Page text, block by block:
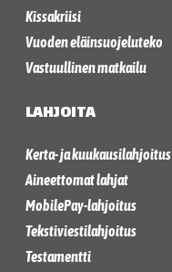
Kissakriisi
Vuoden eläinsuojeluteko
Vastuullinen matkailu
LAHJOITA
Kerta- ja kuukausilahjoitus
Aineettomat lahjat
MobilePay-lahjoitus
Tekstiviestilahjoitus
Testamentti